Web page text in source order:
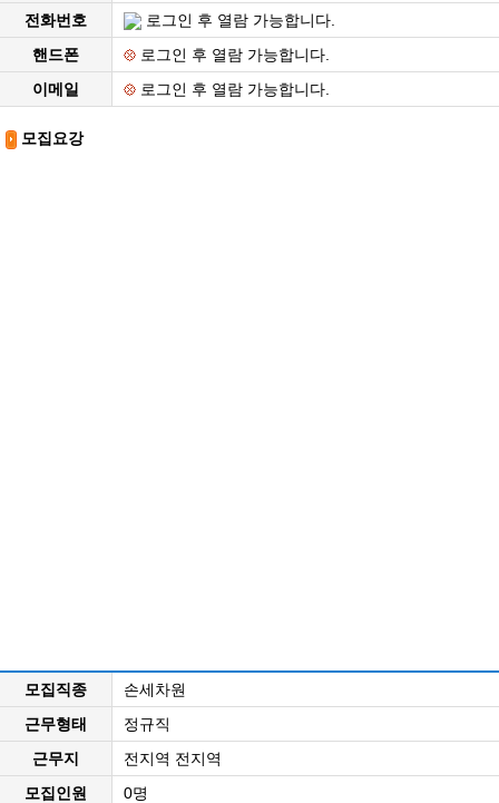
전화번호
로그인 후 열람 가능합니다.
핸드폰
로그인 후 열람 가능합니다.
이메일
로그인 후 열람 가능합니다.
모집요강
모집직종
손세차원
근무형태
정규직
근무지
전지역 전지역
모집인원
0명